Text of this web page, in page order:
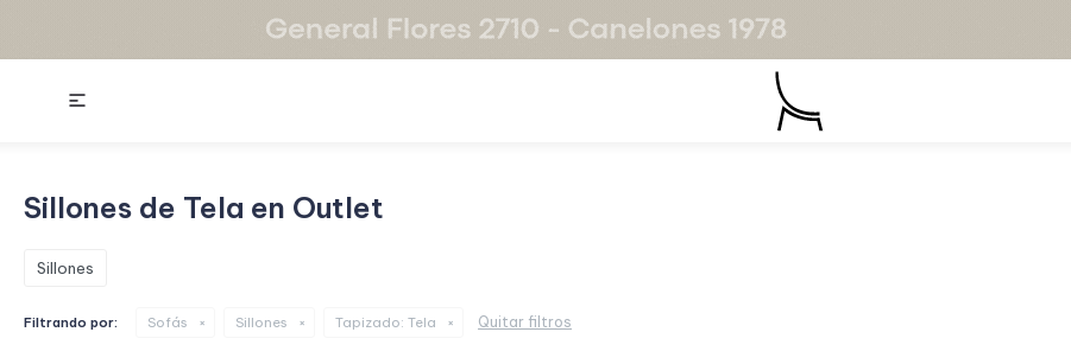

Sillones de Tela en Outlet
Sillones
Filtrando por: Sofás Sillones Tapizado: Tela Quitar filtros